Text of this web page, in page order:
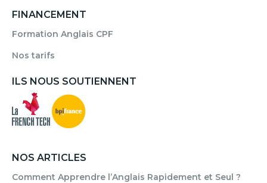
FINANCEMENT
Formation Anglais CPF
Nos tarifs
ILS NOUS SOUTIENNENT
NOS ARTICLES
Comment Apprendre l’Anglais Rapidement et Seul ?